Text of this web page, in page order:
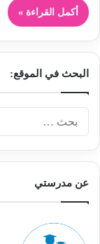
أكمل القراءة »
البحث في الموقع:
عن مدرستي